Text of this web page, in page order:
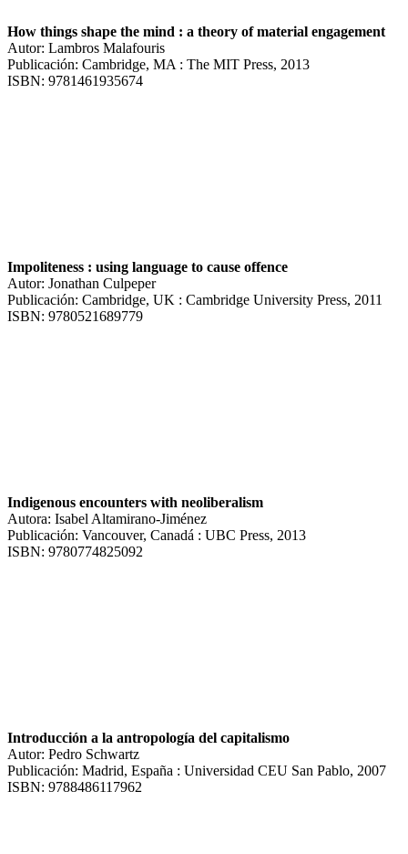
How things shape the mind : a theory of material engagement
Autor: Lambros Malafouris
Publicación: Cambridge, MA : The MIT Press, 2013
ISBN: 9781461935674
Impoliteness : using language to cause offence
Autor: Jonathan Culpeper
Publicación: Cambridge, UK : Cambridge University Press, 2011
ISBN: 9780521689779
Indigenous encounters with neoliberalism
Autora: Isabel Altamirano-Jiménez
Publicación: Vancouver, Canadá : UBC Press, 2013
ISBN: 9780774825092
Introducción a la antropología del capitalismo
Autor: Pedro Schwartz
Publicación: Madrid, España : Universidad CEU San Pablo, 2007
ISBN: 9788486117962